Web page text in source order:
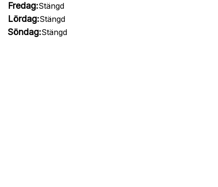
Fredag:Stängd
Lördag:Stängd
Söndag:Stängd